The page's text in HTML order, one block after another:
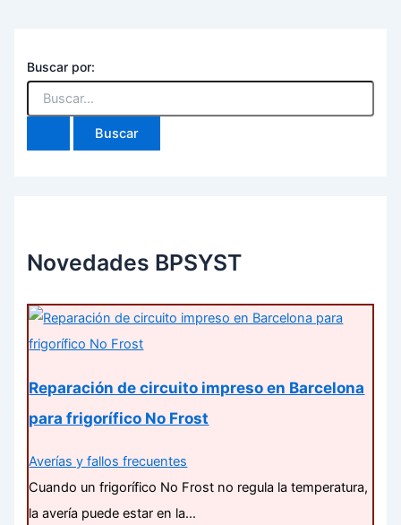
Buscar por:
Novedades BPSYST
Reparación de circuito impreso en Barcelona
para frigorífico No Frost
Averías y fallos frecuentes
Cuando un frigorífico No Frost no regula la temperatura,
la avería puede estar en la…